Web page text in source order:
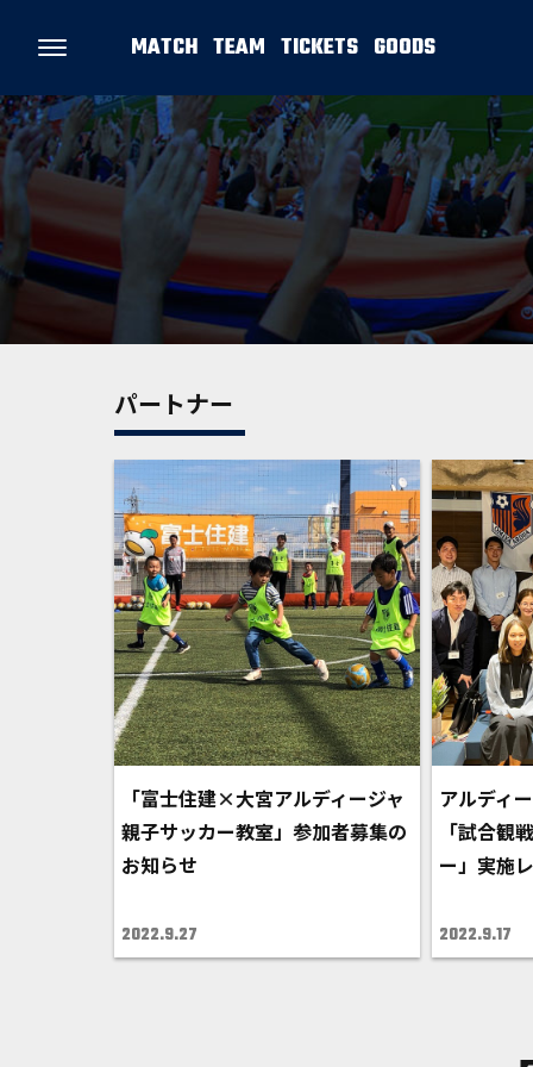
MATCH TEAM TICKETS GOODS
パートナー
「富士住建×大宮アルディージャ
親子サッカー教室」参加者募集の
お知らせ
2022.9.27
アルディ
「試合観
ー」実施
2022.9.17